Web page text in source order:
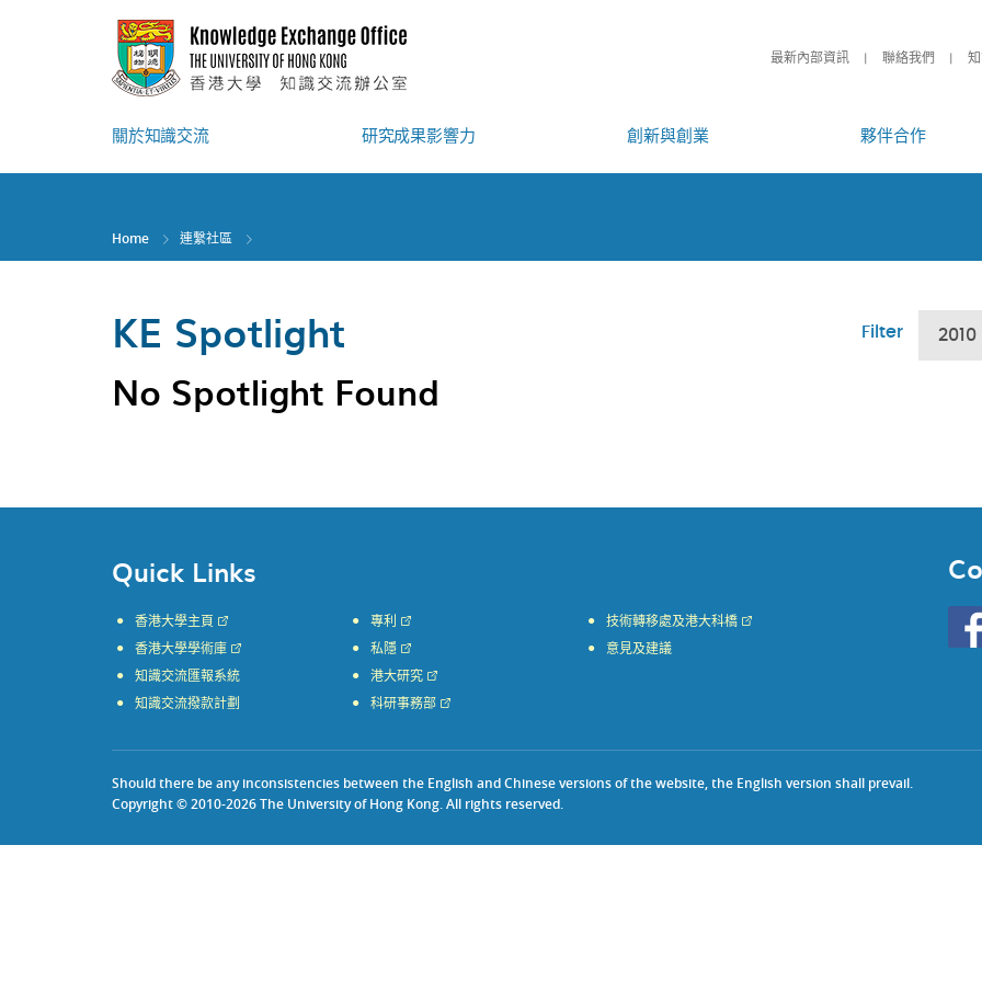
最新內部資訊 聯絡我們
關於知識交流 研究成果影響力 創新與創業 夥伴合作
Home 連繫社區
KE Spotlight Filter 2010
No Spotlight Found
Quick Links
香港大學主頁
香港大學學術庫
知識交流匯報系統
知識交流撥款計劃
專利
私隱
港大研究
科研事務部
技術轉移處及港大科橋
意見及建議
HKU
Should there be any inconsistencies between the English and Chinese versions of the website, the English version shall prevail.
Copyright © 2010-2026 The University of Hong Kong. All rights reserved.